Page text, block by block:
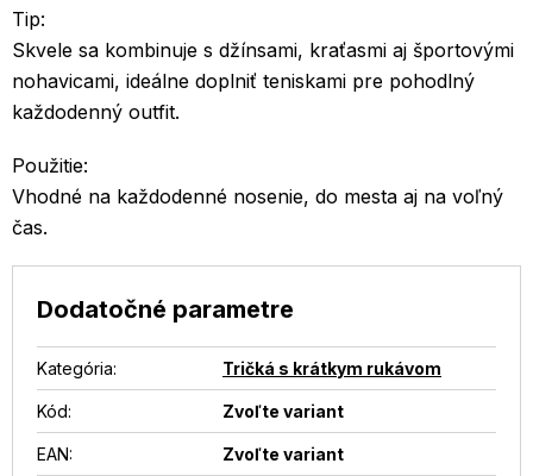
Tip:
Skvele sa kombinuje s džínsami, kraťasmi aj športovými
nohavicami, ideálne doplniť teniskami pre pohodlný
každodenný outfit.
Použitie:
Vhodné na každodenné nosenie, do mesta aj na voľný
čas.
Dodatočné parametre
Kategória: Tričká s krátkym rukávom
Kód: Zvoľte variant
EAN: Zvoľte variant